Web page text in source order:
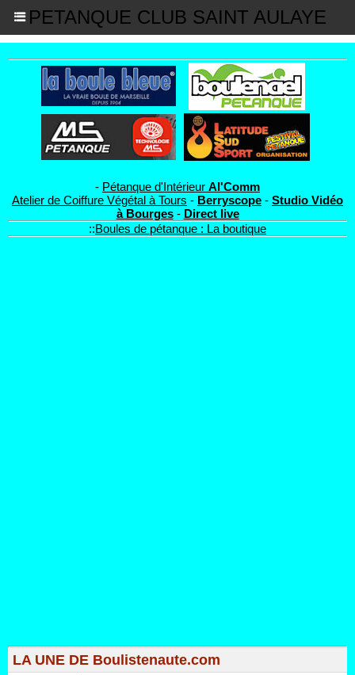
PETANQUE CLUB SAINT AULAYE
- Pétanque d'Intérieur Al'Comm
Atelier de Coiffure Végétal à Tours - Berryscope - Studio Vidéo
à Bourges- Direct live
::Boules de pétanque : La boutique
LA UNE DE Boulistenaute.com